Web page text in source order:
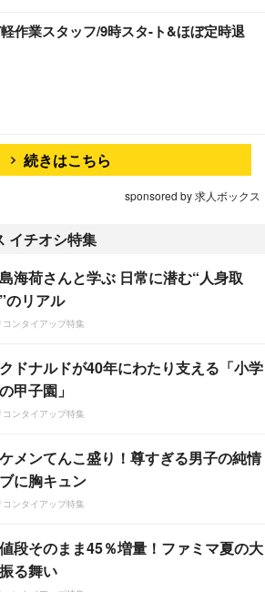
作業スタッフ/9時スタ-ト&ほぼ定時退
続きはこちら
sponsored by 求人ボックス
イチオシ特集
海荷さんと学ぶ 日常に潜む“人身取
のリアル
コンタイアップ特集
ドナルドが40年にわたり支える「小学
甲子園」
コンタイアップ特集
メンてんこ盛り！尊すぎる男子の純情
に胸キュン
コンタイアップ特集
段そのまま45％増量！ファミマ夏の大
る舞い